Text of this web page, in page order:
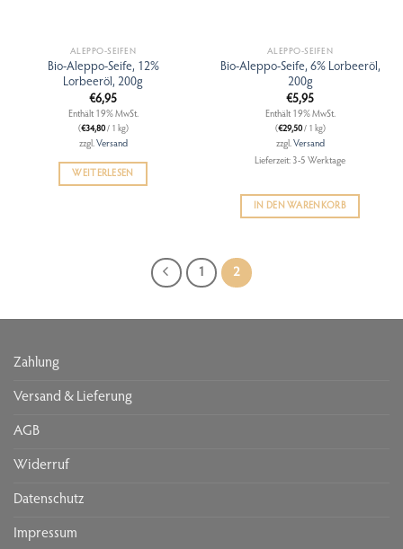
ALEPPO-SEIFEN
Bio-Aleppo-Seife, 12%
Lorbeeröl, 200g
€6,95
Enthält 19% MwSt.
(€34,80/ 1 kg)
zzgl.Versand
WEITERLESEN
ALEPPO-SEIFEN
Bio-Aleppo-Seife, 6% Lorbeeröl,
200g
€5,95
Enthält 19% MwSt.
(€29,50/ 1 kg)
zzgl.Versand
Lieferzeit: 3-5 Werktage
IN DEN WARENKORB
1 2
Zahlung
Versand & Lieferung
AGB
Widerruf
Datenschutz
Impressum